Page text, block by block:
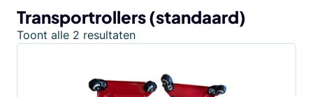
Transportrollers (standaard)
Toont alle 2 resultatenGesorteerd